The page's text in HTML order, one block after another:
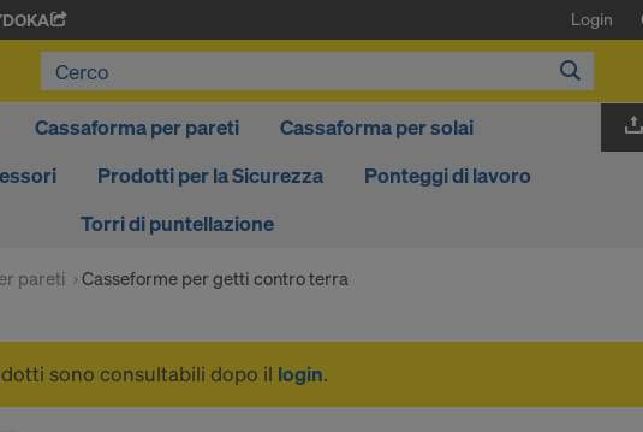
Login
Cassaforma per pareti
Cassaforma per solai
Prodotti per la Sicurezza
Ponteggi di lavoro
Torri di puntellazione
pareti Casseforme per getti contro terra
sono consultabili dopo il login.